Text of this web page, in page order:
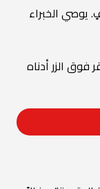
الخبراء
الزر أدناه